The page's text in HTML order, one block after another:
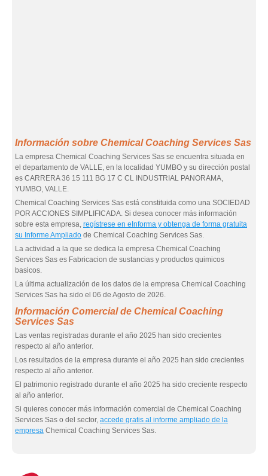
Información sobre Chemical Coaching Services Sas
La empresa Chemical Coaching Services Sas se encuentra situada en
el departamento de VALLE, en la localidad YUMBO y su dirección postal
es CARRERA 36 15 111 BG 17 C CL INDUSTRIAL PANORAMA,
YUMBO, VALLE.
Chemical Coaching Services Sas está constituida como una SOCIEDAD
POR ACCIONES SIMPLIFICADA. Si desea conocer más información
sobre esta empresa, regístrese en eInforma y obtenga de forma gratuita
su Informe Ampliado de Chemical Coaching Services Sas.
La actividad a la que se dedica la empresa Chemical Coaching
Services Sas es Fabricacion de sustancias y productos quimicos
basicos.
La última actualización de los datos de la empresa Chemical Coaching
Services Sas ha sido el 06 de Agosto de 2026.
Información Comercial de Chemical Coaching
Services Sas
Las ventas registradas durante el año 2025 han sido crecientes
respecto al año anterior.
Los resultados de la empresa durante el año 2025 han sido crecientes
respecto al año anterior.
El patrimonio registrado durante el año 2025 ha sido creciente respecto
al año anterior.
Si quieres conocer más información comercial de Chemical Coaching
Services Sas o del sector, accede gratis al informe ampliado de la
empresa Chemical Coaching Services Sas.